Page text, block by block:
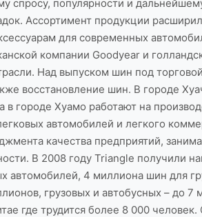
спросу, популярности и
Ассортимент продукции
для современных
компании Goodyear и
Над выпуском шин под
восстановление шин. В городе
городе Хуамо работают на
автомобилей и легкого
качества предприятий,
В 2008 году Triangle получили
автомобилей, 4 миллиона шин для
грузовых и автобусных – до
где трудится более 8 000